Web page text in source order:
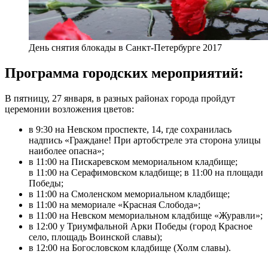
День снятия блокады в Санкт-Петербурге 2017
Программа городских мероприятий:
В пятницу, 27 января, в разных районах города пройдут
церемонии возложения цветов:
в 9:30 на Невском проспекте, 14, где сохранилась
надпись «Граждане! При артобстреле эта сторона улицы
наиболее опасна»;
в 11:00 на Пискаревском мемориальном кладбище;
в 11:00 на Серафимовском кладбище; в 11:00 на площади
Победы;
в 11:00 на Смоленском мемориальном кладбище;
в 11:00 на мемориале «Красная Слобода»;
в 11:00 на Невском мемориальном кладбище «Журавли»;
в 12:00 у Триумфальной Арки Победы (город Красное
село, площадь Воинской славы);
в 12:00 на Богословском кладбище (Холм славы).